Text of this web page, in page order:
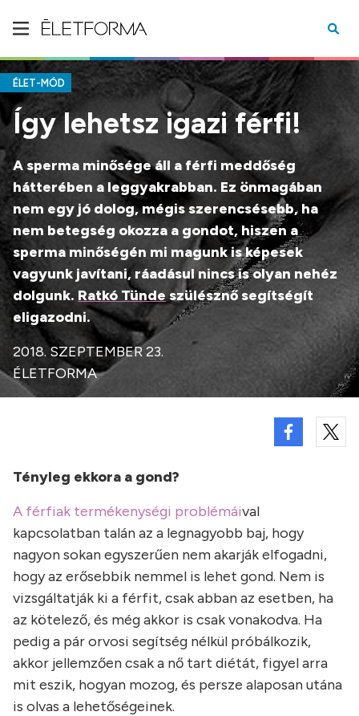
ÉLET-MÓD
Így lehetsz igazi férfi!
A sperma minősége áll a férfi meddőség
hátterében a leggyakrabban. Ez önmagában
nem egy jó dolog, mégis szerencsésebb, ha
nem betegség okozza a gondot, hiszen a
sperma minőségén mi magunk is képesek
vagyunk javítani, ráadásul nincs is olyan nehéz
dolgunk. Ratkó Tündeszülésznő segítségít
eligazodni.
2018. SZEPTEMBER 23.
ÉLETFORMA
Tényleg ekkora a gond?
A férfiak termékenységi problémáival
kapcsolatban talán az a legnagyobb baj, hogy
nagyon sokan egyszerűen nem akarják elfogadni,
hogy az erősebbik nemmel is lehet gond. Nem is
vizsgáltatják ki a férfit, csak abban az esetben, ha
az kötelező, és még akkor is csak vonakodva. Ha
pedig a pár orvosi segítség nélkül próbálkozik,
akkor jellemzően csak a nő tart diétát, figyel arra
mit eszik, hogyan mozog, és persze alaposan utána
is olvas a lehetőségeinek.